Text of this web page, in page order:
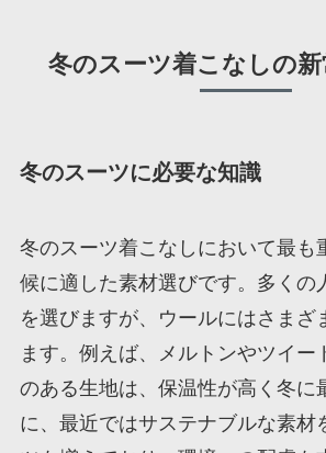
冬のスーツ着こなしの新
冬のスーツに必要な知識
冬のスーツ着こなしにおいて最も
候に適した素材選びです。多くの
を選びますが、ウールにはさまざ
ます。例えば、メルトンやツイー
のある生地は、保温性が高く冬に
に、最近ではサステナブルな素材